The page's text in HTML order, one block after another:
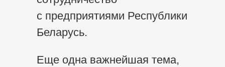
с предприятиями Республики
Беларусь.
Еще одна важнейшая тема,